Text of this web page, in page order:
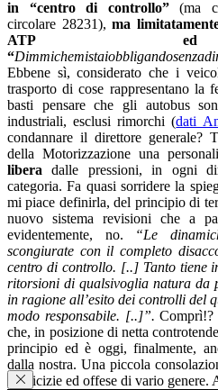
in “centro di controllo”(ma
circolare 28231), ma
ATP ed
“
Ebbene sì, considerato che i
trasporto di cose rappresentano la
basti pensare che gli autobus
industriali, esclusi rimorchi (dati
condannare il direttore generale?
della Motorizzazione una
libera dalle pressioni, in ogni
categoria. Fa quasi sorridere la
mi piace definirla, del principio di
nuovo sistema revisioni che a
evidentemente, no. “Le
scongiurate con il completo
centro di controllo. [..] Tanto tiene
ritorsioni di qualsivoglia natura da
in ragione all’esito dei controlli del
modo responsabile. [..]”.Comprì!?
che, in posizione di netta
principio ed è oggi, finalmente,
dalla nostra. Una piccola
inimicizie ed offese di vario genere.